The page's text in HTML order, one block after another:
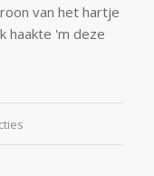
van het hartje
haakte 'm deze